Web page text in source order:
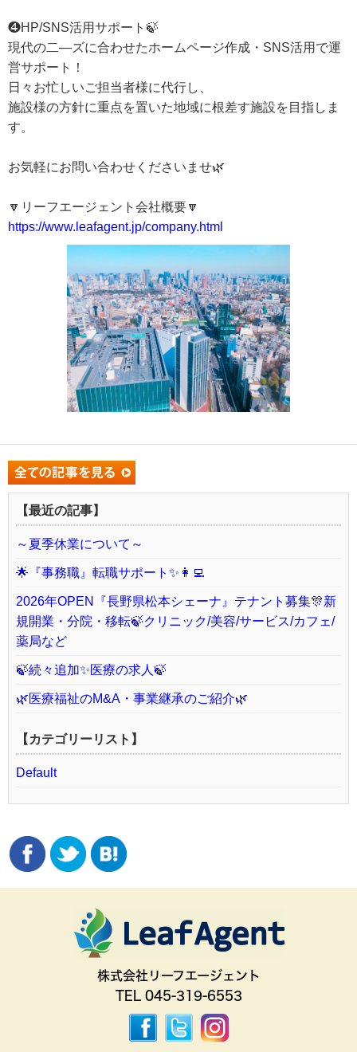
❹HP/SNS活用サポート🍃
現代の二―ズに合わせたホームページ作成・SNS活用で運
営サポート！
日々お忙しいご担当者様に代行し、
施設様の方針に重点を置いた地域に根差す施設を目指しま
す。
お気軽にお問い合わせくださいませ🌿
🔽リーフエージェント会社概要🔽
https://www.leafagent.jp/company.html
【最近の記事】
～夏季休業について～
🌟『事務職』転職サポート✨👩‍💻
2026年OPEN『長野県松本シェーナ』テナント募集🎊新
規開業・分院・移転🍃クリニック/美容/サービス/カフェ/
薬局など
🍃続々追加✨医療の求人🍃
🌿医療福祉のM&A・事業継承のご紹介🌿
【カテゴリーリスト】
Default
株式会社リーフエージェント
TEL 045-319-6553